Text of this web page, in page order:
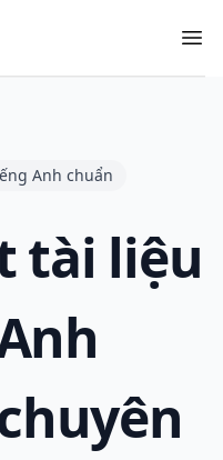
Anh chuẩn
tài liệu